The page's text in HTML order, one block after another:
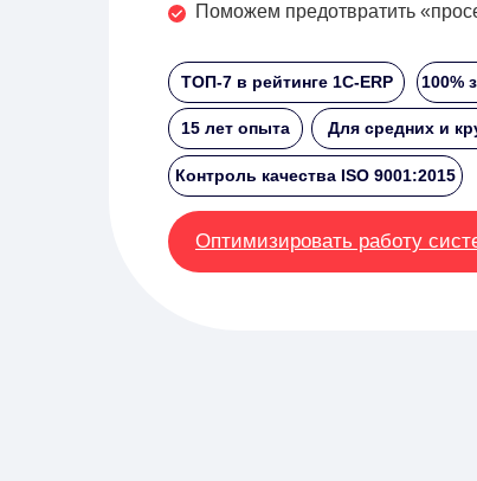
Поможем предотвратить
Оптимизировать работу
Контроль качества ISO 9001:2015
100%
15 лет опыта
ТОП-7 в рейтинге 1С-ERP
Для средних и